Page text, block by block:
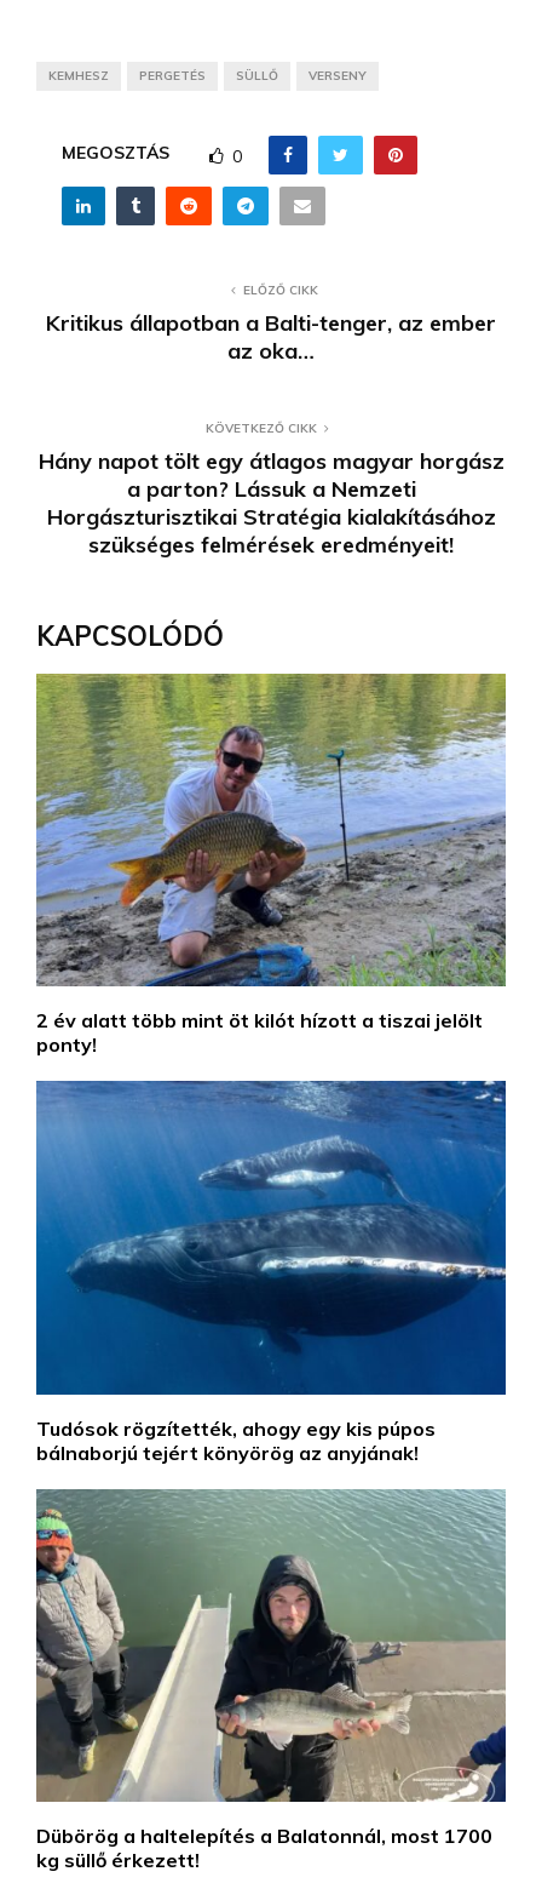
KEMHESZ PERGETÉS SÜLLŐ VERSENY
MEGOSZTÁS 0
ELŐZŐ CIKK
Kritikus állapotban a Balti-tenger, az ember
az oka…
KÖVETKEZŐ CIKK
Hány napot tölt egy átlagos magyar horgász
a parton? Lássuk a Nemzeti
Horgászturisztikai Stratégia kialakításához
szükséges felmérések eredményeit!
KAPCSOLÓDÓ
2 év alatt több mint öt kilót hízott a tiszai jelölt
ponty!
Tudósok rögzítették, ahogy egy kis púpos
bálnaborjú tejért könyörög az anyjának!
Dübörög a haltelepítés a Balatonnál, most 1700
kg süllő érkezett!